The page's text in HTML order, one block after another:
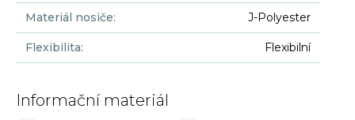
Materiál nosiče: J-Polyester
Flexibilita: Flexibilní
Informační materiál